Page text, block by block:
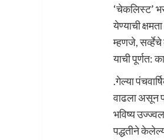
‘चेकलिस्ट’
येण्याची
म्हणजे,
याची पूर्णत:
.गेल्या
वाढला असून
भविष्य
पद्धतीने